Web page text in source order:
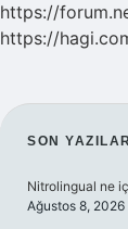
https://
https://
SON
Nitrolingual ne
Ağustos 8, 2026